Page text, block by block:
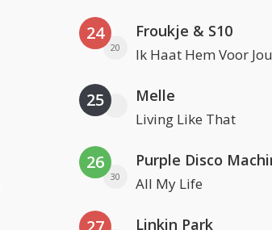
24
20
Froukje & S10
Ik Haat Hem Voor Jou
25 Melle
Living Like That
26
30 All My Life
Linkin Park